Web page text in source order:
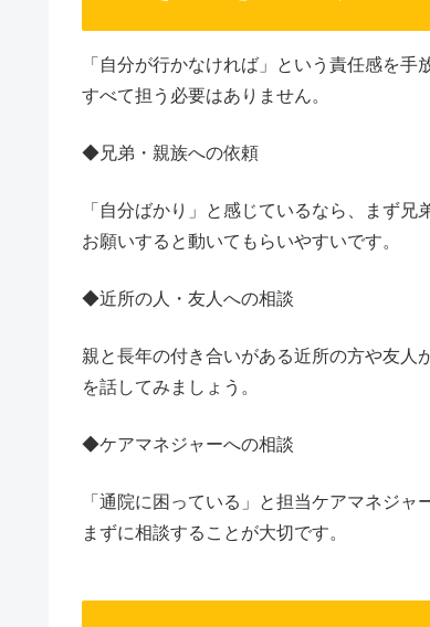
「自分が行かなければ」という責任感を
すべて担う必要はありません。
◆兄弟・親族への依頼
「自分ばかり」と感じているなら、まず
お願いすると動いてもらいやすいです。
◆近所の人・友人への相談
親と長年の付き合いがある近所の方や友人
を話してみましょう。
◆ケアマネジャーへの相談
「通院に困っている」と担当ケアマネジ
まずに相談することが大切です。